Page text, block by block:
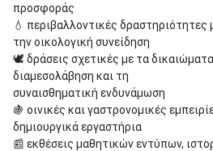
προσφοράς
💧 περιβαλλοντικές δραστηριότητες
την οικολογική συνείδηση
🕊 δράσεις σχετικές με τα
διαμεσολάβηση και τη
συναισθηματική ενδυνάμωση
🍇 οινικές και γαστρονομικές
δημιουργικά εργαστήρια
📰 εκθέσεις μαθητικών εντύπων,